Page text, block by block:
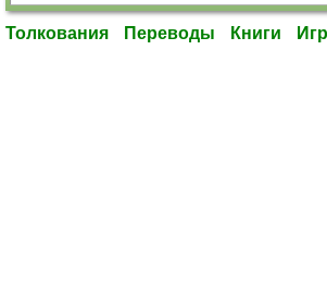
Толкования Переводы Книги